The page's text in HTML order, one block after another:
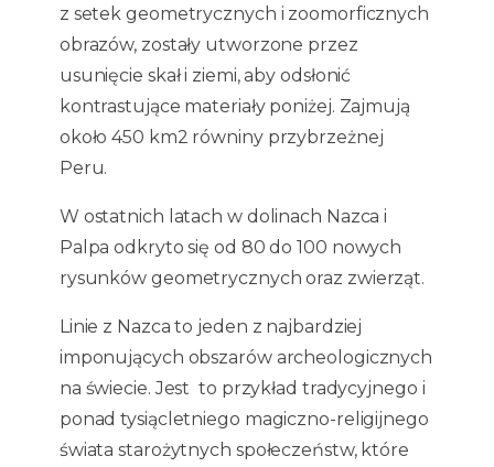
z setek geometrycznych i zoomorficznych
obrazów, zostały utworzone przez
usunięcie skał i ziemi, aby odsłonić
kontrastujące materiały poniżej. Zajmują
około 450 km2 równiny przybrzeżnej
Peru.
W ostatnich latach w dolinach Nazca i
Palpa odkryto się od 80 do 100 nowych
rysunków geometrycznych oraz zwierząt.
Linie z Nazca to jeden z najbardziej
imponujących obszarów archeologicznych
na świecie. Jest to przykład tradycyjnego i
ponad tysiącletniego magiczno-religijnego
świata starożytnych społeczeństw, które